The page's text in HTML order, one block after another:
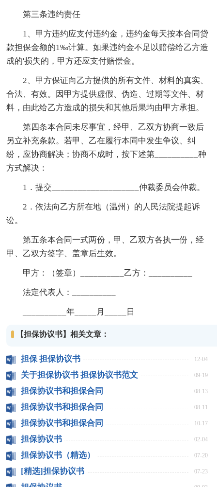
第三条违约责任
1、甲方违约应支付违约金，违约金每天按本合同贷
款担保金额的1‰计算。如果违约金不足以赔偿给乙方造
成的'损失的，甲方还应支付赔偿金。
2、甲方保证向乙方提供的所有文件、材料的真实、
合法、有效。因甲方提供虚假、伪造、过期等文件、材
料，由此给乙方造成的损失和其他后果均由甲方承担。
第四条本合同未尽事宜，经甲、乙双方协商一致后
另立补充条款。若甲、乙在履行本同中发生争议、纠
纷，应协商解决；协商不成时，按下述第__________种
方式解决：
1．提交____________________仲裁委员会仲裁。
2．依法向乙方所在地（温州）的人民法院提起诉
讼。
第五条本合同一式两份，甲、乙双方各执一份，经
甲、乙双方签字、盖章后生效。
甲方：（签章）__________乙方：__________
法定代表人：__________
__________年_____月_____日
【担保协议书】相关文章：
担保 担保协议书 12-04
关于担保协议书 担保协议书范文 09-19
担保协议书和担保合同 08-13
担保协议书和担保合同 08-11
担保协议书和担保合同 10-17
担保协议书 02-04
担保协议书（精选） 07-20
[精选]担保协议书 07-23